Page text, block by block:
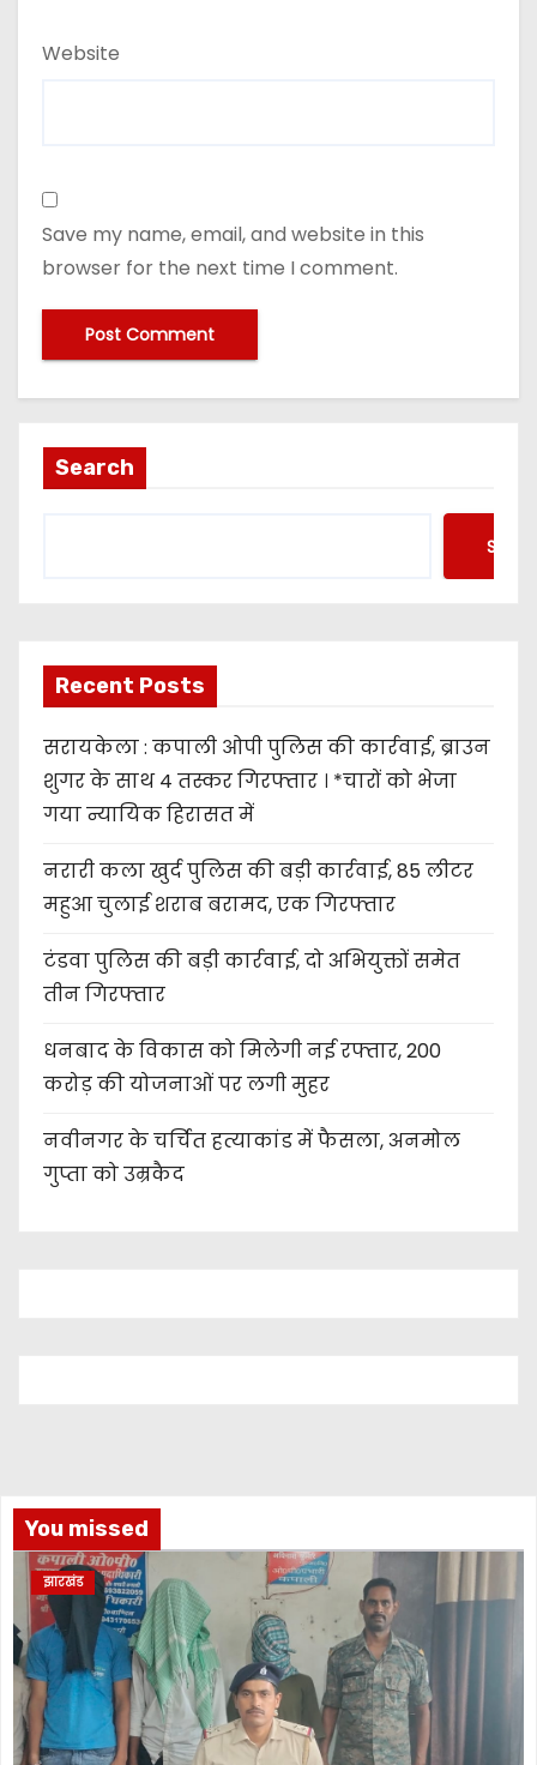
Website
Save my name, email, and website in this
browser for the next time I comment.
Search
Recent Posts
सरायकेला : कपाली ओपी पुलिस की कार्रवाई, ब्राउन
शुगर के साथ 4 तस्कर गिरफ्तार । *चारों को भेजा
गया न्यायिक हिरासत में
नरारी कला खुर्द पुलिस की बड़ी कार्रवाई, 85 लीटर
महुआ चुलाई शराब बरामद, एक गिरफ्तार
टंडवा पुलिस की बड़ी कार्रवाई, दो अभियुक्तों समेत
तीन गिरफ्तार
धनबाद के विकास को मिलेगी नई रफ्तार, 200
करोड़ की योजनाओं पर लगी मुहर
नवीनगर के चर्चित हत्याकांड में फैसला, अनमोल
गुप्ता को उम्रकैद
You missed
झारखंड